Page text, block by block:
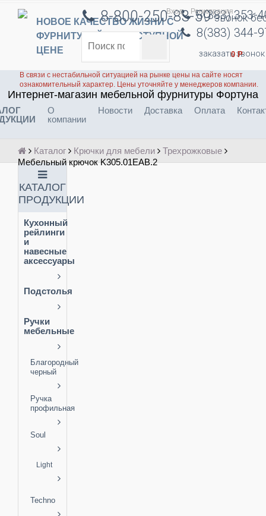
Вход Регистрация
НОВОЕ КАЧЕСТВО ЖИЗНИ С
ФУРНИТУРОЙ ПО ДОСТУПНОЙ
ЦЕНЕ
8-800-250-83-59звонок
8(383) 353-
8(383) 344-
заказать звонок
0Р
В связи с нестабильной ситуацией на рынке цены на сайте носят
ознакомительный характер. Цены уточняйте у менеджеров компании.
Интернет-магазин мебельной фурнитуры Фортуна
О
компании
Новости Доставка Оплата
Каталог Крючки для мебели
Трехрожковые
Мебельный крючок K305.01EAB.2
КАТАЛОГ
ПРОДУКЦИИ
Кухонный
рейлинги
и
навесные
аксессуары
Подстолья
Ручки
мебельные
Благородный
черный
Ручка
профильная
Soul
Light
Techno